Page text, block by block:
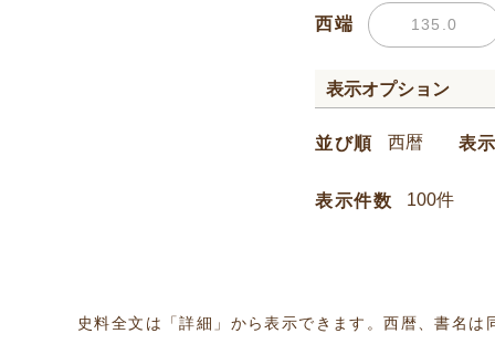
西端
表示オプション
並び順 表
表示件数
史料全文は「詳細」から表示できます。西暦、書名